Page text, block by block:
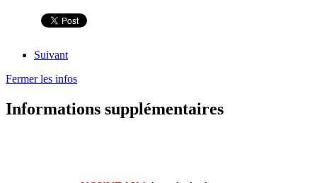
Suivant
Fermer les infos
Informations supplémentaires